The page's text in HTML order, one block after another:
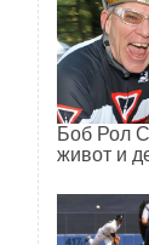
Боб Рол
живот и